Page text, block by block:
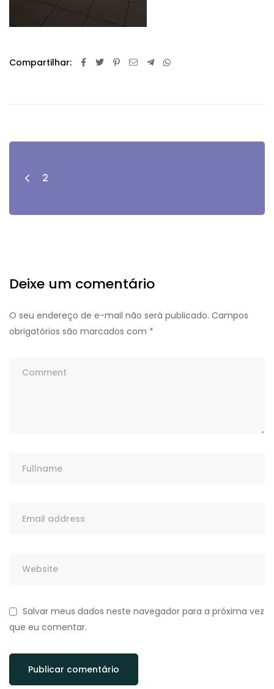
Compartilhar:
2
Deixe um comentário
O seu endereço de e-mail não será publicado. Campos
obrigatórios são marcados com *
Salvar meus dados neste navegador para a próxima vez
que eu comentar.